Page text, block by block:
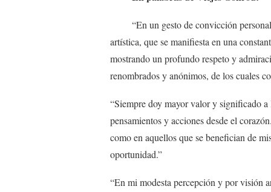
“En un gesto de convicción
artística, que se manifiesta en una
mostrando un profundo respeto y
renombrados y anónimos, de los cuales
“Siempre doy mayor valor y significado
pensamientos y acciones desde el
como en aquellos que se benefician de
oportunidad.”
“En mi modesta percepción y por visión